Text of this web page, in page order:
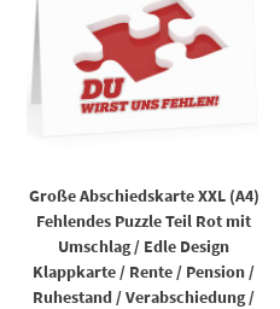
Große Abschiedskarte XXL (A4)
Fehlendes Puzzle Teil Rot mit
Umschlag / Edle Design
Klappkarte / Rente / Pension /
Ruhestand / Verabschiedung /